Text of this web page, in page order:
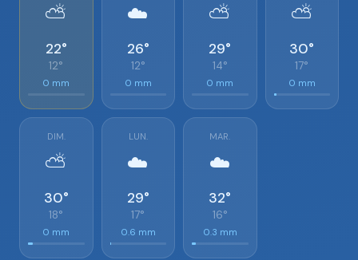
⛅
22°
12°
0 mm
☁️
26°
12°
0 mm
⛅
29°
14°
0 mm
⛅
30°
17°
0 mm
DIM.
⛅
30°
18°
0 mm
LUN.
☁️
29°
17°
0.6 mm
MAR.
☁️
32°
16°
0.3 mm